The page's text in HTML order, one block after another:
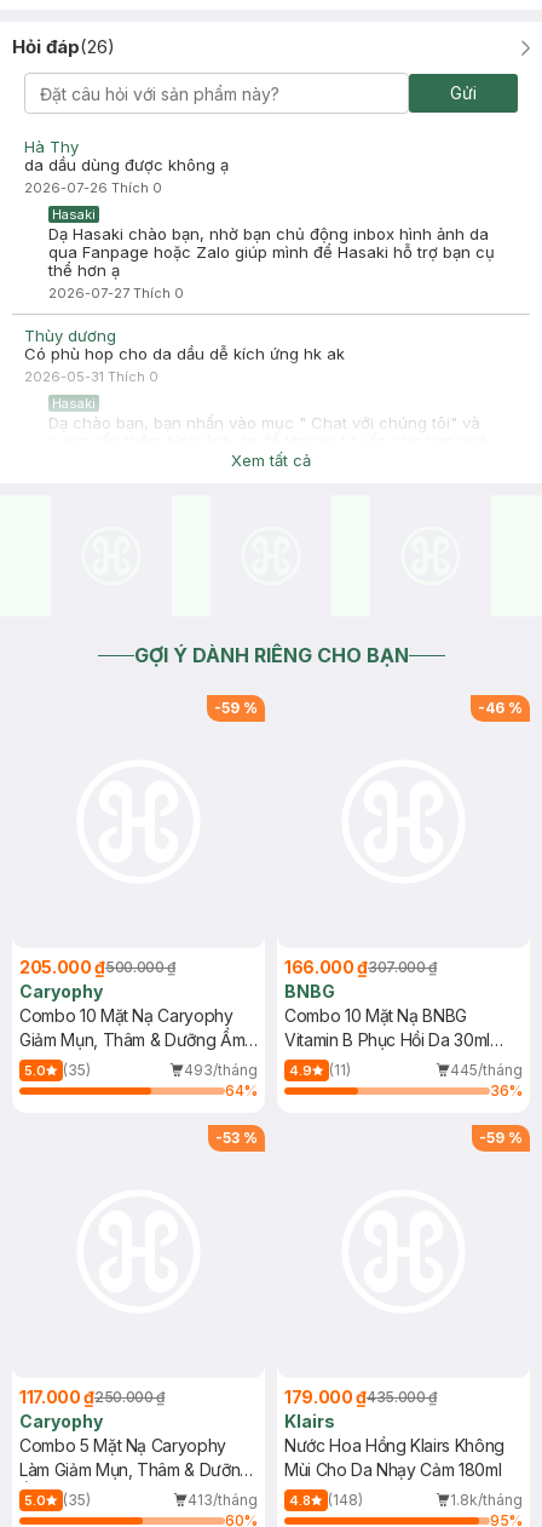
2025-07-05
Con này dùng được cho da treatment kh mọi người
Hasaki
Hasaki xin chào! Hasaki cảm ơn Trọng Khanh đã dành thời
gian đánh giá. Sự hài lòng của khách hàng là động lực to lớn
để Hasaki ngày càng phát triển hơn nữa về chất lượng dịch
vụ. Cảm ơn bạn đã tin tưởng và mua sắm tại Hasaki!
Hỏi đáp(26)
Gửi
Hà Thy
da dầu dùng được không ạ
2026-07-26 Thích 0
Hasaki
Dạ Hasaki chào bạn, nhờ bạn chủ động inbox hình ảnh da
qua Fanpage hoặc Zalo giúp mình để Hasaki hỗ trợ bạn cụ
thể hơn ạ
2026-07-27 Thích 0
Thùy dương
Có phù hop cho da dầu dễ kích ứng hk ak
2026-05-31 Thích 0
Hasaki
Dạ chào bạn, bạn nhấn vào mục " Chat với chúng tôi" và
Xem tất cả
GỢI Ý DÀNH RIÊNG CHO BẠN
-59 %
205.000 ₫500.000 ₫
Caryophy
Combo 10 Mặt Nạ Caryophy
Giảm Mụn, Thâm & Dưỡng Ẩm
Da 22g
5.0 (35)
493/tháng
64%
-46 %
166.000 ₫307.000 ₫
BNBG
Combo 10 Mặt Nạ BNBG
Vitamin B Phục Hồi Da 30ml
(Mới)
4.9 (11)
445/tháng
36%
-53 %
117.000 ₫250.000 ₫
Caryophy
Combo 5 Mặt Nạ Caryophy
Làm Giảm Mụn, Thâm & Dưỡng
Ẩm Da 22g
5.0 (35)
413/tháng
60%
-59 %
179.000 ₫435.000 ₫
Klairs
Nước Hoa Hồng Klairs Không
Mùi Cho Da Nhạy Cảm 180ml
4.8 (148)
1.8k/tháng
95%